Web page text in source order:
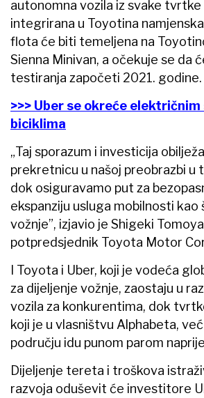
autonomna vozila iz svake tvrtke
integrirana u Toyotina
flota će biti temeljena na
Sienna Minivan, a očekuje se da
testiranja započeti 2021. godine.
>>> Uber se okreće
biciklima
„Taj sporazum i investicija
prekretnicu u našoj preobrazbi u
dok osiguravamo put za
ekspanziju usluga mobilnosti kao
vožnje”, izjavio je Shigeki
potpredsjednik Toyota Motor
I Toyota i Uber, koji je vodeća
za dijeljenje vožnje, zaostaju u
vozila za konkurentima, dok
koji je u vlasništvu Alphabeta,
području idu punom parom
Dijeljenje tereta i troškova
razvoja oduševit će investitore